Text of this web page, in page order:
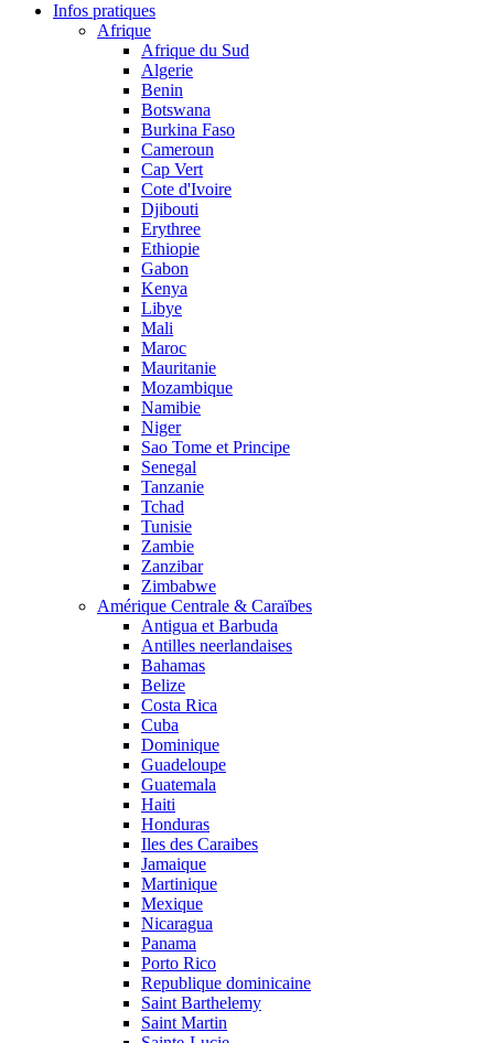
Infos pratiques
Afrique
Afrique du Sud
Algerie
Benin
Botswana
Burkina Faso
Cameroun
Cap Vert
Cote d'Ivoire
Djibouti
Erythree
Ethiopie
Gabon
Kenya
Libye
Mali
Maroc
Mauritanie
Mozambique
Namibie
Niger
Sao Tome et Principe
Senegal
Tanzanie
Tchad
Tunisie
Zambie
Zanzibar
Zimbabwe
Amérique Centrale & Caraïbes
Antigua et Barbuda
Antilles neerlandaises
Bahamas
Belize
Costa Rica
Cuba
Dominique
Guadeloupe
Guatemala
Haiti
Honduras
Iles des Caraibes
Jamaique
Martinique
Mexique
Nicaragua
Panama
Porto Rico
Republique dominicaine
Saint Barthelemy
Saint Martin